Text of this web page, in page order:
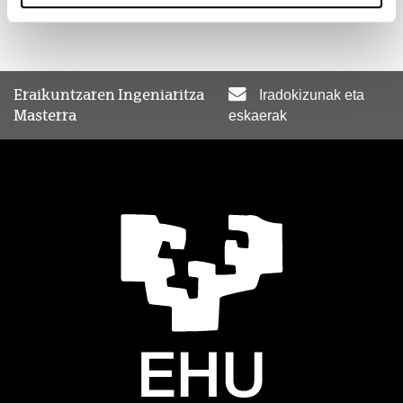
Proiektuak Egiteko Prozedurak eta Sistemak
Hautazko gaiak
Gaia
Zurezko Egiturak: Diseinua eta Gauzapena
Master Amaierako Lana
Hizkuntzak
Master amaierako lana
Eraikuntzaren Ingeniaritza
Masterra
Iradokizunak eta
eskaerak